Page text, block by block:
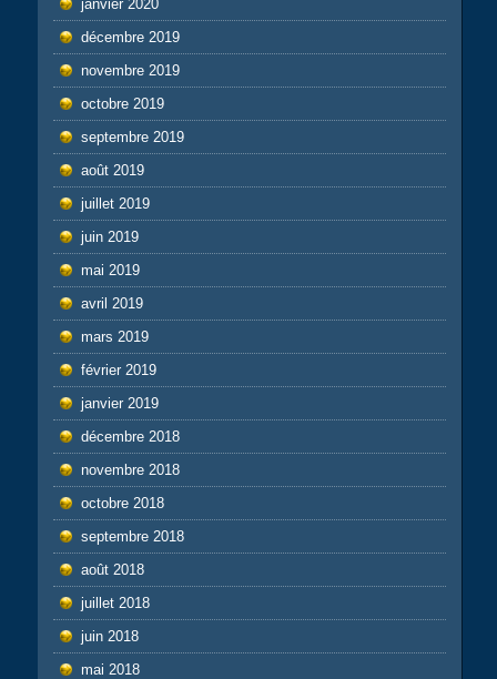
janvier 2020
décembre 2019
novembre 2019
octobre 2019
septembre 2019
août 2019
juillet 2019
juin 2019
mai 2019
avril 2019
mars 2019
février 2019
janvier 2019
décembre 2018
novembre 2018
octobre 2018
septembre 2018
août 2018
juillet 2018
juin 2018
mai 2018